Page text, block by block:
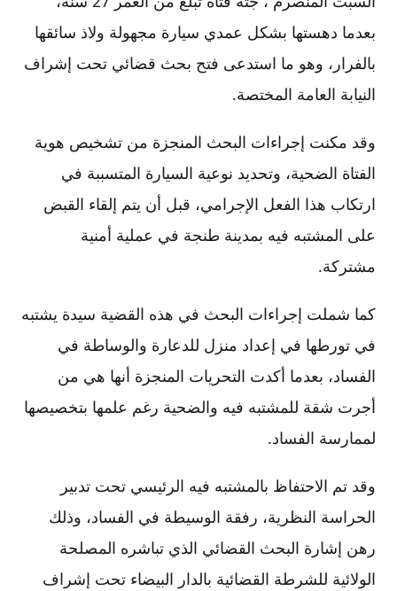
بعدما دهستها بشكل عمدي سيارة مجهولة ولاذ سائقها
بالفرار، وهو ما استدعى فتح بحث قضائي تحت إشراف
النيابة العامة المختصة.
وقد مكنت إجراءات البحث المنجزة من تشخيص هوية
الفتاة الضحية، وتحديد نوعية السيارة المتسببة في
ارتكاب هذا الفعل الإجرامي، قبل أن يتم إلقاء القبض
على المشتبه فيه بمدينة طنجة في عملية أمنية
مشتركة.
كما شملت إجراءات البحث في هذه القضية سيدة يشتبه
في تورطها في إعداد منزل للدعارة والوساطة في
الفساد، بعدما أكدت التحريات المنجزة أنها هي من
أجرت شقة للمشتبه فيه والضحية رغم علمها بتخصيصها
لممارسة الفساد.
وقد تم الاحتفاظ بالمشتبه فيه الرئيسي تحت تدبير
الحراسة النظرية، رفقة الوسيطة في الفساد، وذلك
رهن إشارة البحث القضائي الذي تباشره المصلحة
الولائية للشرطة القضائية بالدار البيضاء تحت إشراف